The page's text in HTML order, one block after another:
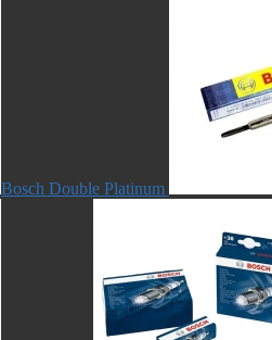
Bosch Double Platinum